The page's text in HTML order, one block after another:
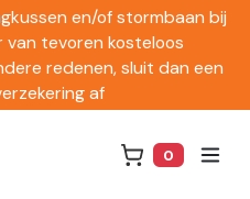
en/of stormbaan bij
tevoren kosteloos
redenen, sluit dan een
af
0